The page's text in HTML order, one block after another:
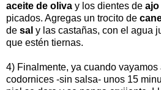
aceite de oliva y los dientes de ajo
picados. Agregas un trocito de
de sal y las castañas, con el agua
que estén tiernas.
4) Finalmente, ya cuando vayamos
codornices -sin salsa- unos 15